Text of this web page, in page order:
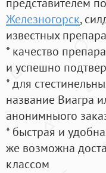
Железногорск,
известных
* качество
и успешно
* для
название Виагра
анонимныого
* быстрая и
же возможна
классом